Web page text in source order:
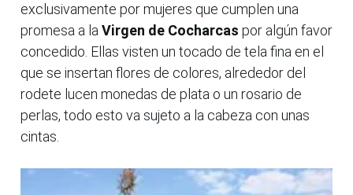
exclusivamente por mujeres que cumplen una
promesa a la Virgen de Cocharcas por algún favor
concedido. Ellas visten un tocado de tela fina en el
que se insertan flores de colores, alrededor del
rodete lucen monedas de plata o un rosario de
perlas, todo esto va sujeto a la cabeza con unas
cintas.